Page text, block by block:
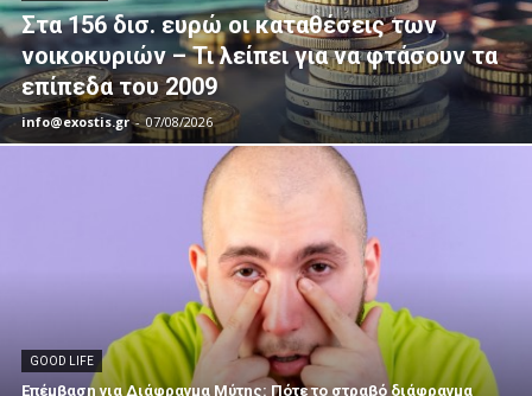
Στα 156 δισ. ευρώ οι καταθέσεις των
νοικοκυριών – Τι λείπει για να φτάσουν τα
επίπεδα του 2009
info@exostis.gr - 07/08/2026
GOOD LIFE
Επέμβαση για Διάφραγμα Μύτης: Πότε το στραβό διάφραγμα